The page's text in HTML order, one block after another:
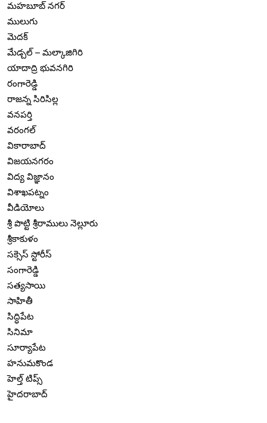
మహబూబ్ నగర్
ములుగు
మెదక్
మేడ్చల్ – మల్కాజిగిరి
యాదాద్రి భువనగిరి
రంగారెడ్డి
రాజన్న సిరిసిల్ల
వనపర్తి
వరంగల్
వికారాబాద్
విజయనగరం
విద్య విజ్ఞానం
విశాఖపట్నం
వీడియోలు
శ్రీ పొట్టి శ్రీరాములు నెల్లూరు
శ్రీకాకుళం
సక్సెస్ స్టోరీస్
సంగారెడ్డి
సత్యసాయి
సాహితీ
సిద్ధిపేట
సినిమా
సూర్యాపేట
హనుమకొండ
హెల్త్ టిప్స్
హైదరాబాద్